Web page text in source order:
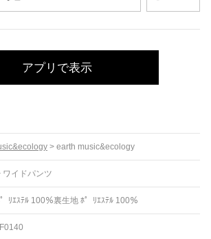
アプリで表示
> earth music&ecology
ワイドパンツ
ﾘｴｽﾃﾙ 100％裏生地 ﾎ゜ﾘｴｽﾃﾙ 100％